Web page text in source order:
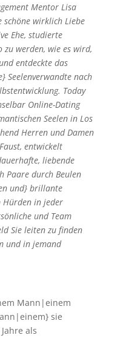
Mentor Lisa
schöne wirklich Liebe
Ehe, studierte
zu werden, wie es wird,
entdeckte das
Seelenverwandte nach
Today
Online-Dating
Seelen in Los
Herren und Damen
entwickelt
liebende
Paare durch Beulen
und} brillante
Hürden in jeder
und Team
Sie leiten zu finden
und in jemand
Mann|einem
sie
als